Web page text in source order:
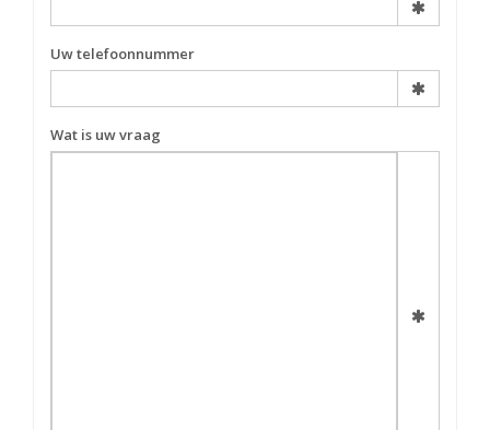
Uw telefoonnummer
Wat is uw vraag